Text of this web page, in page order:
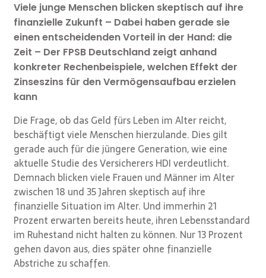
Viele junge Menschen blicken skeptisch auf ihre
finanzielle Zukunft – Dabei haben gerade sie
einen entscheidenden Vorteil in der Hand: die
Zeit – Der FPSB Deutschland zeigt anhand
konkreter Rechenbeispiele, welchen Effekt der
Zinseszins für den Vermögensaufbau erzielen
kann
Die Frage, ob das Geld fürs Leben im Alter reicht,
beschäftigt viele Menschen hierzulande. Dies gilt
gerade auch für die jüngere Generation, wie eine
aktuelle Studie des Versicherers HDI verdeutlicht.
Demnach blicken viele Frauen und Männer im Alter
zwischen 18 und 35 Jahren skeptisch auf ihre
finanzielle Situation im Alter. Und immerhin 21
Prozent erwarten bereits heute, ihren Lebensstandard
im Ruhestand nicht halten zu können. Nur 13 Prozent
gehen davon aus, dies später ohne finanzielle
Abstriche zu schaffen.